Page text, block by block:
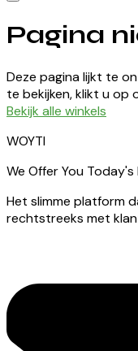
Pagina
Deze pagina lijkt te
te bekijken, klikt u op
Bekijk alle winkels
WOYTI
We Offer You
Het slimme platform
rechtstreeks met